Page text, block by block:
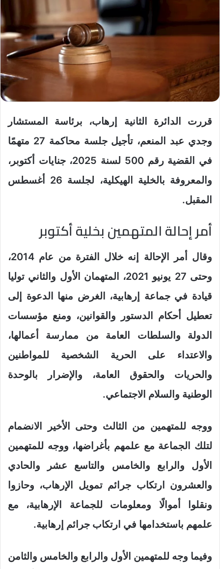
قررت الدائرة الثانية إرهاب، برئاسة المستشار
وجدي عبد المنعم، تأجيل جلسة محاكمة 27 متهمًا
في القضية رقم 500 لسنة 2025، جنايات أكتوبر،
والمعروفة بالخلية الهيكلية، لجلسة 26 أغسطس
المقبل.
أمر إحالة المتهمين بخلية أكتوبر
وقال أمر الإحالة إنه خلال الفترة من عام 2014،
وحتى 27 يونيو 2021، المتهمان الأول والثاني توليا
قيادة في جماعة إرهابية، الغرض منها الدعوة إلى
تعطيل أحكام الدستور والقوانين، ومنع مؤسسات
الدولة والسلطات العامة من ممارسة أعمالها،
والاعتداء على الحرية الشخصية للمواطنين
والحريات والحقوق العامة، والإضرار بالوحدة
الوطنية والسلام الاجتماعي.
ووجه للمتهمين من الثالث وحتى الأخير الانضمام
لتلك الجماعة مع علمهم بأغراضها، ووجه للمتهمين
الأول والرابع والخامس والتاسع عشر والحادي
والعشرون ارتكاب جرائم تمويل الإرهاب، وحازوا
ونقلوا أموالًا ومعلومات للجماعة الإرهابية، مع
علمهم باستخدامها في ارتكاب جرائم إرهابية.
وفيما وجه للمتهمين الأول والرابع والخامس والثامن